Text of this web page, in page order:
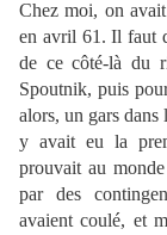
Chez moi, on
en avril 61. Il faut
de ce côté-là du
Spoutnik, puis
alors, un gars
y avait eu la
prouvait au
par des
avaient coulé, et